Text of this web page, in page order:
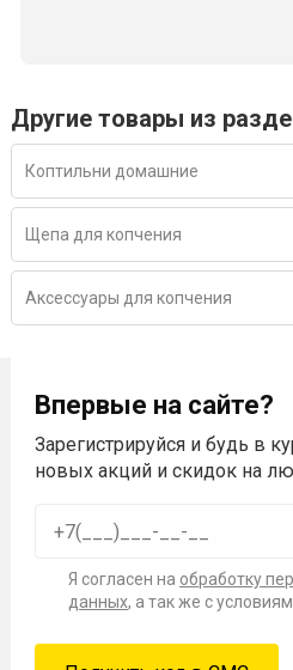
Другие товары из
Коптильни домашние
Щепа для копчения
Аксессуары для копчения
Впервые на сайте?
Зарегистрируйся и будь в
новых акций и скидок на
Я согласен на обработку
данных, а так же с